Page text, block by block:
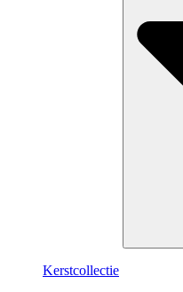
Kerstcollectie